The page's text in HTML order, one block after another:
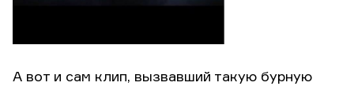
А вот и сам клип, вызвавший такую бурную